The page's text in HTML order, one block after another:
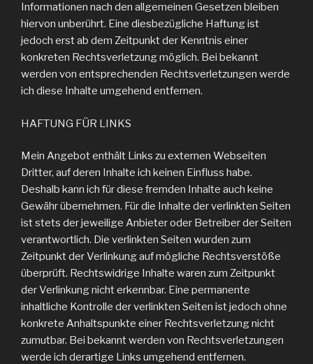
Informationen nach den allgemeinen Gesetzen bleiben
hiervon unberührt. Eine diesbezügliche Haftung ist
jedoch erst ab dem Zeitpunkt der Kenntnis einer
konkreten Rechtsverletzung möglich. Bei bekannt
werden von entsprechenden Rechtsverletzungen werde
ich diese Inhalte umgehend entfernen.
HAFTUNG FÜR LINKS
Mein Angebot enthält Links zu externen Webseiten
Dritter, auf deren Inhalte ich keinen Einfluss habe.
Deshalb kann ich für diese fremden Inhalte auch keine
Gewähr übernehmen. Für die Inhalte der verlinkten Seiten
ist stets der jeweilige Anbieter oder Betreiber der Seiten
verantwortlich. Die verlinkten Seiten wurden zum
Zeitpunkt der Verlinkung auf mögliche Rechtsverstöße
überprüft. Rechtswidrige Inhalte waren zum Zeitpunkt
der Verlinkung nicht erkennbar. Eine permanente
inhaltliche Kontrolle der verlinkten Seiten ist jedoch ohne
konkrete Anhaltspunkte einer Rechtsverletzung nicht
zumutbar. Bei bekannt werden von Rechtsverletzungen
werde ich derartige Links umgehend entfernen.